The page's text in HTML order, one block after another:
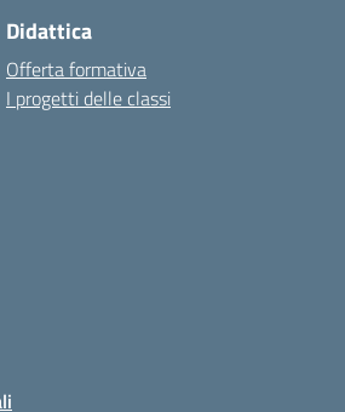
Didattica
Offerta formativa
I progetti delle classi